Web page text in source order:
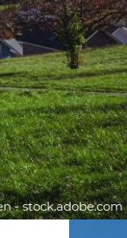
- stock.adobe.com